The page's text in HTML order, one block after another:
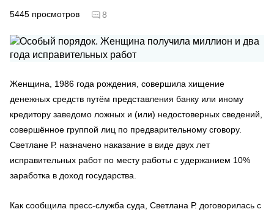
5445 просмотров 8
Женщина, 1986 года рождения, совершила хищение
денежных средств путём представления банку или иному
кредитору заведомо ложных и (или) недостоверных сведений,
совершённое группой лиц по предварительному сговору.
Светлане Р. назначено наказание в виде двух лет
исправительных работ по месту работы с удержанием 10%
заработка в доход государства.
Как сообщила пресс-служба суда, Светлана Р. договорилась с